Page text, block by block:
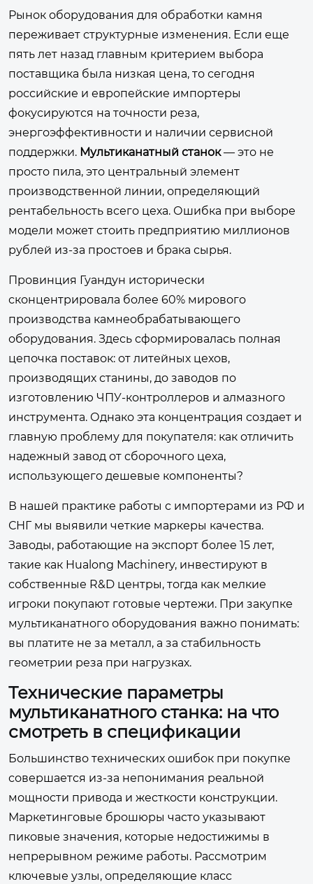
Рынок оборудования для обработки камня
переживает структурные изменения. Если еще
пять лет назад главным критерием выбора
поставщика была низкая цена, то сегодня
российские и европейские импортеры
фокусируются на точности реза,
энергоэффективности и наличии сервисной
поддержки. Мультиканатный станок— это не
просто пила, это центральный элемент
производственной линии, определяющий
рентабельность всего цеха. Ошибка при выборе
модели может стоить предприятию миллионов
рублей из-за простоев и брака сырья.
Провинция Гуандун исторически
сконцентрировала более 60% мирового
производства камнеобрабатывающего
оборудования. Здесь сформировалась полная
цепочка поставок: от литейных цехов,
производящих станины, до заводов по
изготовлению ЧПУ-контроллеров и алмазного
инструмента. Однако эта концентрация создает и
главную проблему для покупателя: как отличить
надежный завод от сборочного цеха,
использующего дешевые компоненты?
В нашей практике работы с импортерами из РФ и
СНГ мы выявили четкие маркеры качества.
Заводы, работающие на экспорт более 15 лет,
такие как Hualong Machinery, инвестируют в
собственные R&D центры, тогда как мелкие
игроки покупают готовые чертежи. При закупке
мультиканатного оборудования важно понимать:
вы платите не за металл, а за стабильность
геометрии реза при нагрузках.
Технические параметры
мультиканатного станка: на что
смотреть в спецификации
Большинство технических ошибок при покупке
совершается из-за непонимания реальной
мощности привода и жесткости конструкции.
Маркетинговые брошюры часто указывают
пиковые значения, которые недостижимы в
непрерывном режиме работы. Рассмотрим
ключевые узлы, определяющие класс